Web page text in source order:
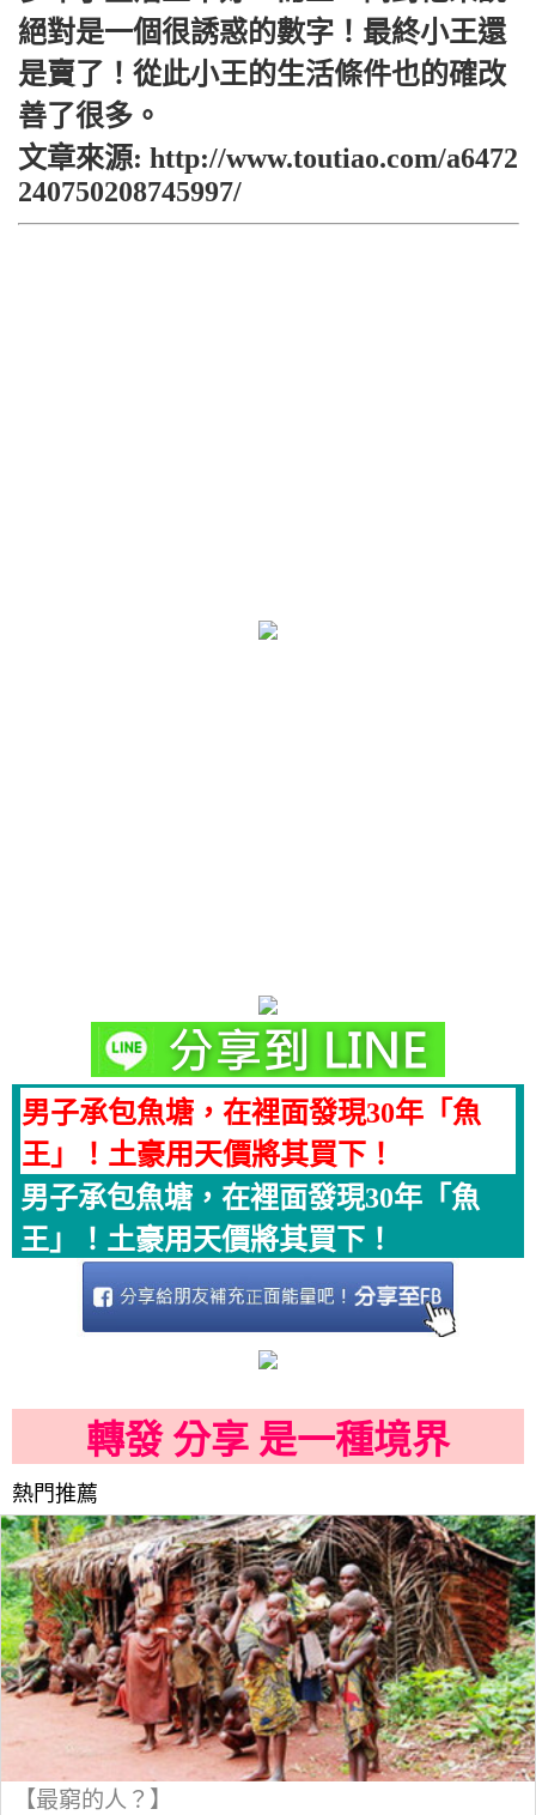
絕對是一個很誘惑的數字！最終小王還
是賣了！從此小王的生活條件也的確改
善了很多。
文章來源: http://www.toutiao.com/a6472
240750208745997/
男子承包魚塘，在裡面發現30年「魚
王」！土豪用天價將其買下！
男子承包魚塘，在裡面發現30年「魚
王」！土豪用天價將其買下！
轉發 分享 是一種境界
熱門推薦
【最窮的人？】